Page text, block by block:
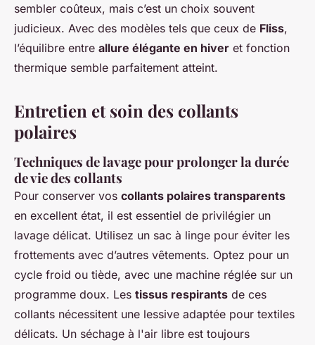
sembler coûteux, mais c’est un choix souvent
judicieux. Avec des modèles tels que ceux de Fliss,
l’équilibre entre allure élégante en hiver et fonction
thermique semble parfaitement atteint.
Entretien et soin des collants
polaires
Techniques de lavage pour prolonger la durée
de vie des collants
Pour conserver vos collants polaires transparents
en excellent état, il est essentiel de privilégier un
lavage délicat. Utilisez un sac à linge pour éviter les
frottements avec d’autres vêtements. Optez pour un
cycle froid ou tiède, avec une machine réglée sur un
programme doux. Les tissus respirants de ces
collants nécessitent une lessive adaptée pour textiles
délicats. Un séchage à l'air libre est toujours